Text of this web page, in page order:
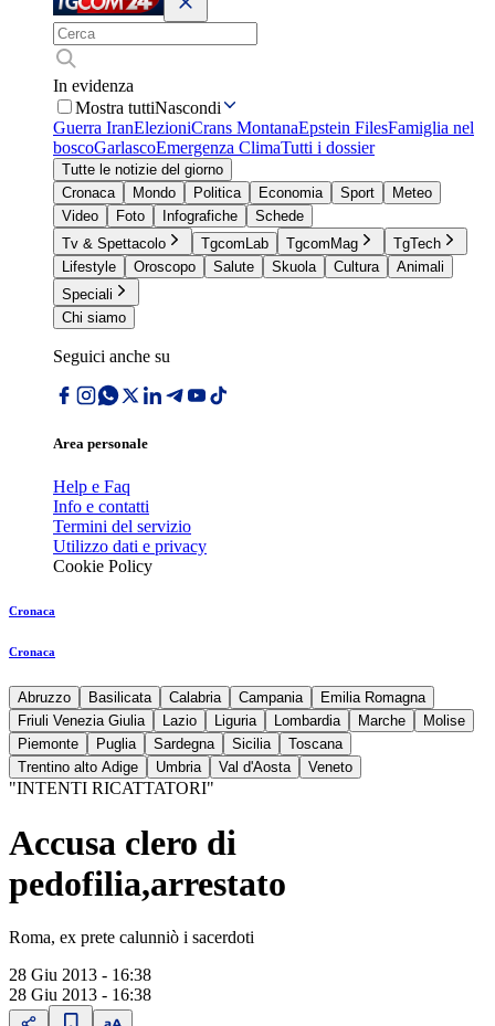
In evidenza
Mostra tuttiNascondi
Guerra IranElezioniCrans MontanaEpstein FilesFamiglia nel
boscoGarlascoEmergenza ClimaTutti i dossier
Tutte le notizie del giorno
Cronaca
Mondo Politica Economia Sport
Meteo
Video
Foto Infografiche
Schede
Tv & Spettacolo
TgcomLab TgcomMag
TgTech
Lifestyle
Oroscopo Salute Skuola Cultura
Animali
Speciali
Chi siamo
Seguici anche su
Area personale
Help e Faq
Info e contatti
Termini del servizio
Utilizzo dati e privacy
Cookie Policy
Cronaca
Cronaca
Abruzzo Basilicata Calabria Campania
Emilia Romagna
Friuli Venezia Giulia
Lazio Liguria Lombardia Marche
Molise
Piemonte
Puglia Sardegna Sicilia
Toscana
Trentino alto Adige
Umbria Val d'Aosta Veneto
"INTENTI RICATTATORI"
Accusa clero di
pedofilia,arrestato
Roma, ex prete calunniò i sacerdoti
28 Giu 2013 - 16:38
28 Giu 2013 - 16:38